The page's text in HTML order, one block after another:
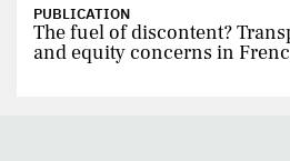
PUBLICATION
The fuel of discontent?
and equity concerns in